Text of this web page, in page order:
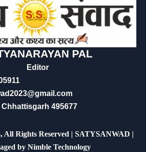
PAL
Editor
495677
All Rights Reserved | SATYSANWAD |
by Nimble Technology